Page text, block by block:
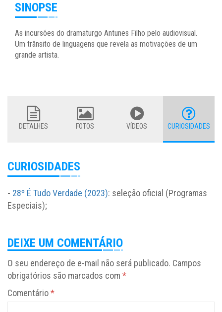
SINOPSE
As incursões do dramaturgo Antunes Filho pelo audiovisual.
Um trânsito de linguagens que revela as motivações de um
grande artista.
DETALHES FOTOS VÍDEOS CURIOSIDADES
CURIOSIDADES
- 28º É Tudo Verdade (2023): seleção oficial (Programas
Especiais);
DEIXE UM COMENTÁRIO
O seu endereço de e-mail não será publicado. Campos
obrigatórios são marcados com *
Comentário*